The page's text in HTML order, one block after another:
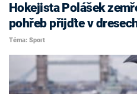
Hokejista Polášek
pohřeb přijďte v
Téma: Sport